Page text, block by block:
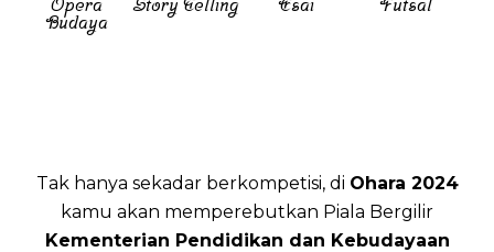
Opera
Budaya
Story Telling Esai Futsal
Tak hanya sekadar berkompetisi, di Ohara 2024
kamu akan memperebutkan Piala Bergilir
Kementerian Pendidikan dan Kebudayaan